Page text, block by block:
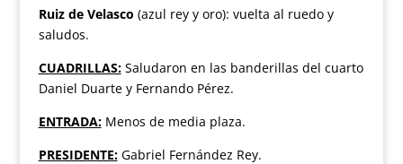
Ruiz de Velasco (azul rey y oro): vuelta al ruedo y
saludos.
CUADRILLAS:Saludaron en las banderillas del cuarto
Daniel Duarte y Fernando Pérez.
ENTRADA:Menos de media plaza.
PRESIDENTE:Gabriel Fernández Rey.